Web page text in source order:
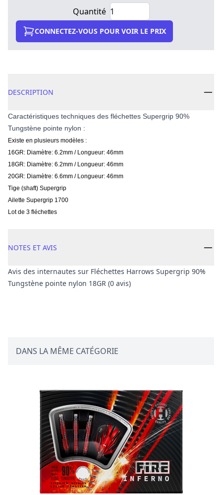
Quantité
CONNECTEZ-VOUS POUR VOIR LE PRIX
DESCRIPTION
Caractéristiques techniques des fléchettes Supergrip 90%
Tungstène pointe nylon :
Existe en plusieurs modèles :
16GR: Diamètre: 6.2mm / Longueur: 46mm
18GR: Diamètre: 6.2mm / Longueur: 46mm
20GR: Diamètre: 6.6mm / Longueur: 46mm
Tige (shaft) Supergrip
Ailette Supergrip 1700
Lot de 3 fléchettes
NOTES ET AVIS
Avis des internautes sur Fléchettes Harrows Supergrip 90%
Tungstène pointe nylon 18GR (0 avis)
DANS LA MÊME CATÉGORIE